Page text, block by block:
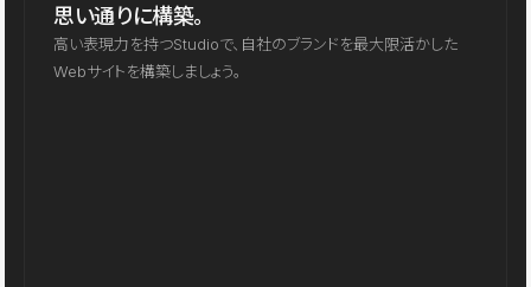
思い通りに構築。
高い表現力を持つStudioで、自社のブランドを最大限活かした
Webサイトを構築しましょう。